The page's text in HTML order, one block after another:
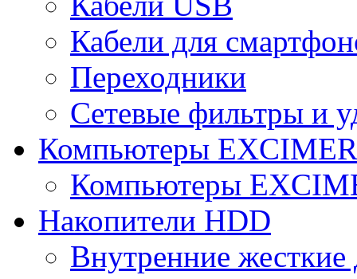
Кабели для
Переходники
Сетевые фильтры и
Компьютеры
Компьютеры
Накопители HDD
Внутренние